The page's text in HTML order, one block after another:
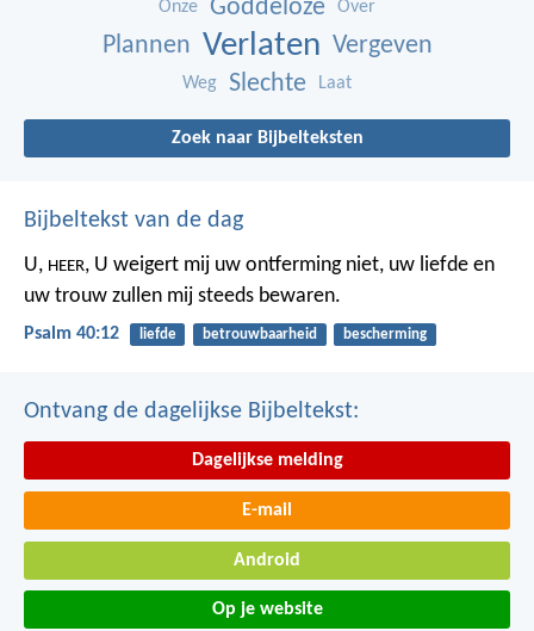
Onze Goddeloze Over
Plannen Verlaten Vergeven
Weg Slechte Laat
Zoek naar Bijbelteksten
Bijbeltekst van de dag
U, HEER, U weigert mij uw ontferming niet, uw liefde en
uw trouw zullen mij steeds bewaren.
Psalm 40:12 liefde betrouwbaarheid bescherming
Ontvang de dagelijkse Bijbeltekst:
Dagelijkse melding
E-mail
Android
Op je website